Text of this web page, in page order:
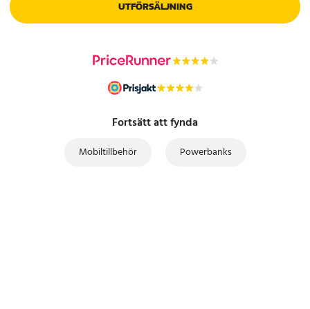
UTFÖRSÄLJNING
Fortsätt att fynda
Mobiltillbehör Powerbanks